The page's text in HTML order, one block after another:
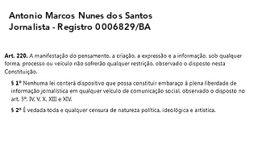
Antonio Marcos Nunes dos Santos
Jornalista - Registro0006829/BA